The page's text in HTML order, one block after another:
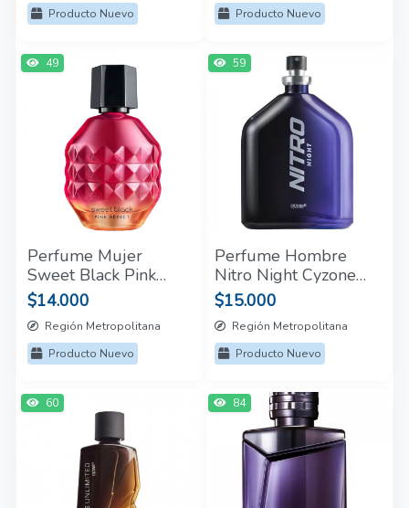
Producto Nuevo
Producto Nuevo
49
Perfume Mujer
Sweet Black Pink
Addict Cyzone 50 Ml
$14.000
Región Metropolitana
Producto Nuevo
59
Perfume Hombre
Nitro Night Cyzone
100 Ml
$15.000
Región Metropolitana
Producto Nuevo
60 84